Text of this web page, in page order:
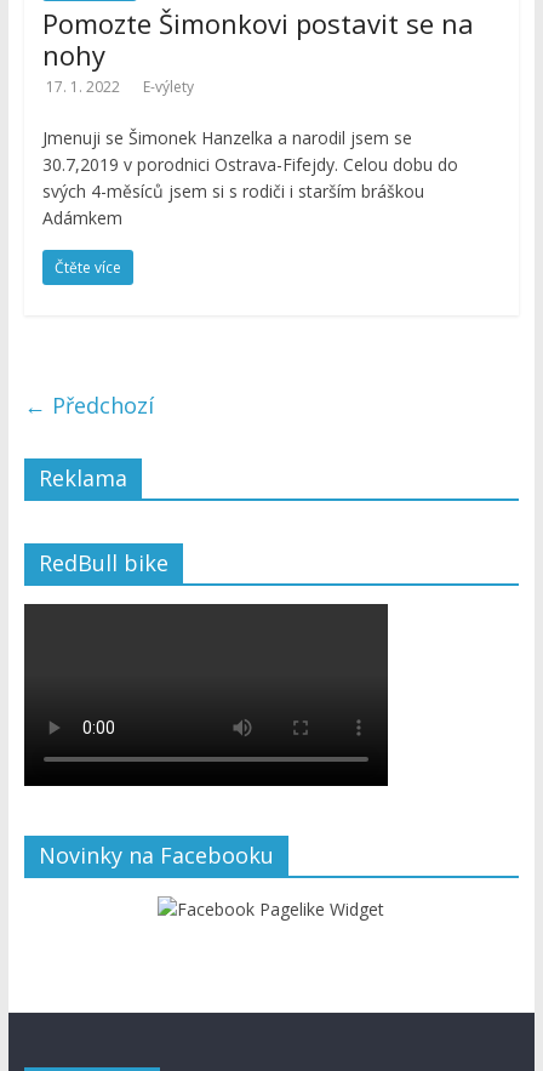
Pomozte Šimonkovi postavit se na
nohy
17. 1. 2022 E-výlety
Jmenuji se Šimonek Hanzelka a narodil jsem se
30.7,2019 v porodnici Ostrava-Fifejdy. Celou dobu do
svých 4-měsíců jsem si s rodiči i starším bráškou
Adámkem
Čtěte více
← Předchozí
Reklama
RedBull bike
Novinky na Facebooku